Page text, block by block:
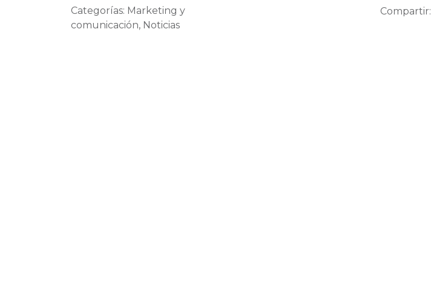
Categorías: Marketing y
comunicación, Noticias
Compartir: